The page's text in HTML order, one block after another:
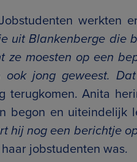
werkten
uit Blankenberge die
ze moesten op een
jong geweest.
terugkomen. Anita
begon en uiteindelijk
hij nog een berichtje
jobstudenten was.